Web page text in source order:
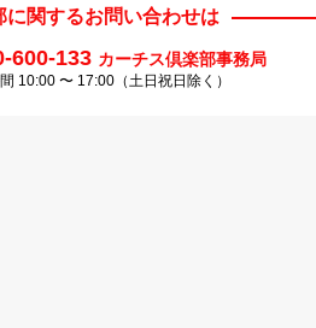
に関するお問い合わせは
600-133 カーチス倶楽部事務局
10:00 〜 17:00（土日祝日除く）